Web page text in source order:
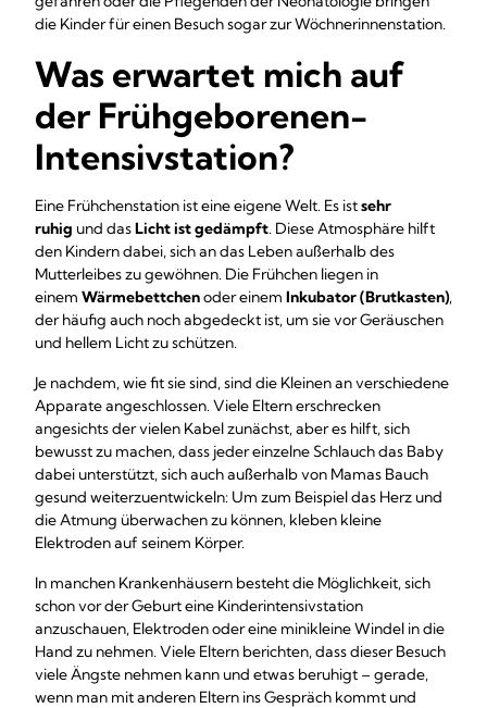
die Kinder für einen Besuch sogar zur Wöchnerinnenstation.
Was erwartet mich auf
der Frühgeborenen-
Intensivstation?
Eine Frühchenstation ist eine eigene Welt. Es istsehr
ruhig und dasLicht ist gedämpft. Diese Atmosphäre hilft
den Kindern dabei, sich an das Leben außerhalb des
Mutterleibes zu gewöhnen. Die Frühchen liegen in
einem Wärmebettchenoder einem Inkubator (Brutkasten),
der häufig auch noch abgedeckt ist, um sie vor Geräuschen
und hellem Licht zu schützen.
Je nachdem, wie fit sie sind, sind die Kleinen an verschiedene
Apparate angeschlossen. Viele Eltern erschrecken
angesichts der vielen Kabel zunächst, aber es hilft, sich
bewusst zu machen, dass jeder einzelne Schlauch das Baby
dabei unterstützt, sich auch außerhalb von Mamas Bauch
gesund weiterzuentwickeln: Um zum Beispiel das Herz und
die Atmung überwachen zu können, kleben kleine
Elektroden auf seinem Körper.
In manchen Krankenhäusern besteht die Möglichkeit, sich
schon vor der Geburt eine Kinderintensivstation
anzuschauen, Elektroden oder eine minikleine Windel in die
Hand zu nehmen. Viele Eltern berichten, dass dieser Besuch
viele Ängste nehmen kann und etwas beruhigt – gerade,
wenn man mit anderen Eltern ins Gespräch kommt und